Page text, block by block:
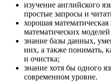
изучение английского
простые запросы и
хорошая
математических
знание базы данных,
них, а также понимать,
и очистка;
знание хотя бы одного
современном уровне.